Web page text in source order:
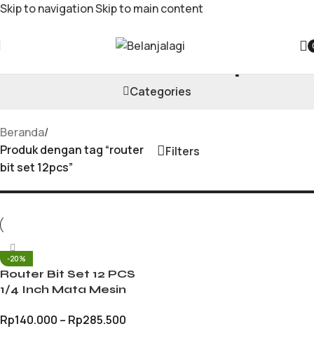
Skip to navigationSkip to main content
Categories
Beranda/
Produk dengan tag “router
bit set 12pcs”
Filters
-20%
Router Bit Set 12 PCS
1/4 Inch Mata Mesin
Wood Trimmer Ukir
Rp140.000 – Rp285.500